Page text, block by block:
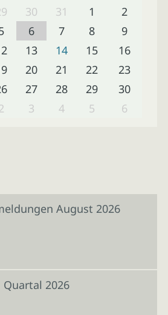
30 31 1
2
6 7 8
9
13 14 15
16
20 21 22
23
27 28 29
30
3 4 5 6
August 2026
2026